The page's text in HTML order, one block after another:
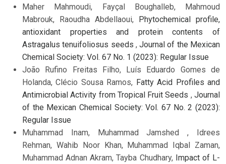
Maher Mahmoudi, Fayçal Boughalleb, Mahmoud
Mabrouk, Raoudha Abdellaoui, Phytochemical profile,
antioxidant properties and protein contents of
Astragalus tenuifoliosus seeds ,Journal of the Mexican
Chemical Society: Vol. 67 No. 1 (2023): Regular Issue
João Rufino Freitas Filho, Luís Eduardo Gomes de
Holanda, Clécio Sousa Ramos, Fatty Acid Profiles and
Antimicrobial Activity from Tropical Fruit Seeds ,Journal
of the Mexican Chemical Society: Vol. 67 No. 2 (2023):
Regular Issue
Muhammad Inam, Muhammad Jamshed , Idrees
Rehman, Wahib Noor Khan, Muhammad Iqbal Zaman,
Muhammad Adnan Akram, Tayba Chudhary, Impact of L-